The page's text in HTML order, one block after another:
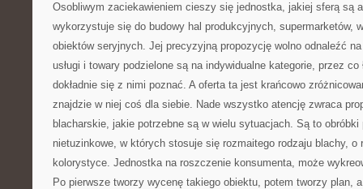
Osobliwym zaciekawieniem cieszy się jednostka, jakiej sferą są
wykorzystuje się do budowy hal produkcyjnych, supermarketów,
obiektów seryjnych. Jej precyzyjną propozycję wolno odnaleźć
usługi i towary podzielone są na indywidualne kategorie, przez
dokładnie się z nimi poznać. A oferta ta jest krańcowo
znajdzie w niej coś dla siebie. Nade wszystko atencję zwraca
blacharskie, jakie potrzebne są w wielu sytuacjach. Są to
nietuzinkowe, w których stosuje się rozmaitego rodzaju blachy, o
kolorystyce. Jednostka na roszczenie konsumenta, może
Po pierwsze tworzy wycenę takiego obiektu, potem tworzy plan,